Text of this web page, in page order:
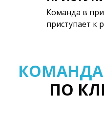
Команда в
приступает к
КОМАНДА
ПО